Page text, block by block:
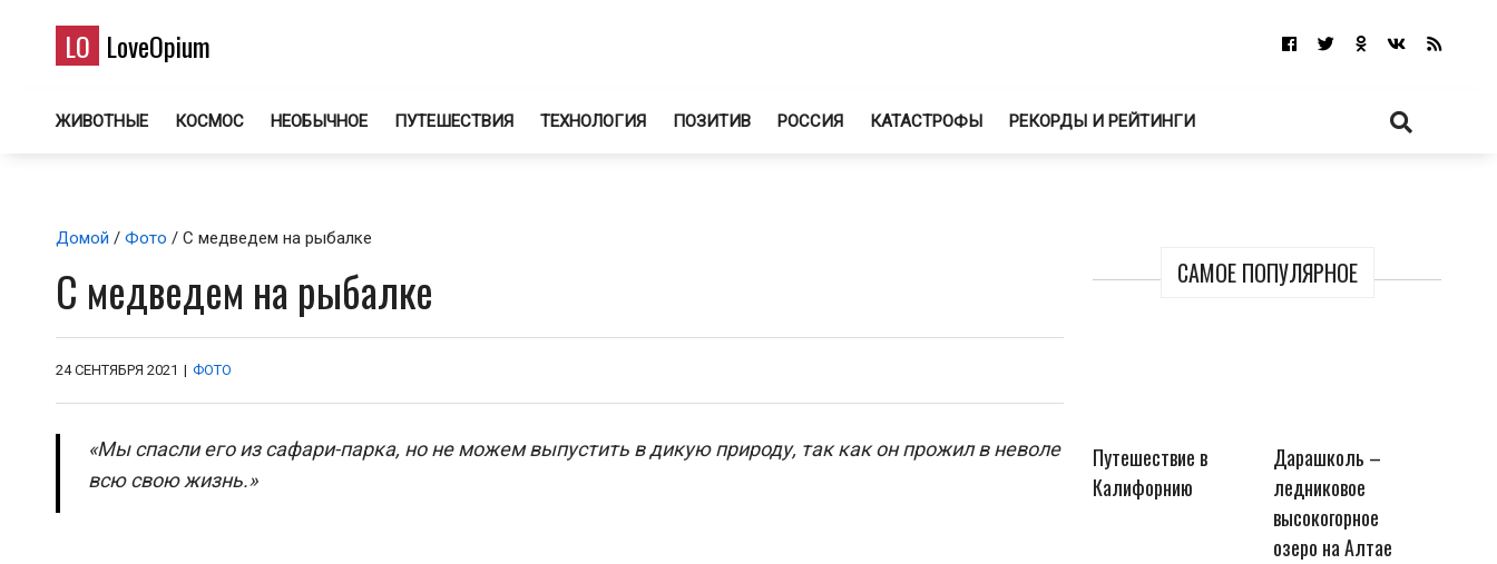
LO LoveOpium
ЖИВОТНЫЕ КОСМОС НЕОБЫЧНОЕ ПУТЕШЕСТВИЯ ТЕХНОЛОГИЯ ПОЗИТИВ РОССИЯ КАТАСТРОФЫ РЕКОРДЫ И РЕЙТИНГИ
САМОЕ ПОПУЛЯРНОЕ
Путешествие в
Калифорнию
Дарашколь –
ледниковое
высокогорное
озеро на Алтае
Домой / Фото / С медведем на рыбалке
С медведем на рыбалке
24 СЕНТЯБРЯ 2021 | ФОТО
«Мы спасли его из сафари-парка, но не можем выпустить в дикую природу, так как он прожил в неволе
всю свою жизнь.»